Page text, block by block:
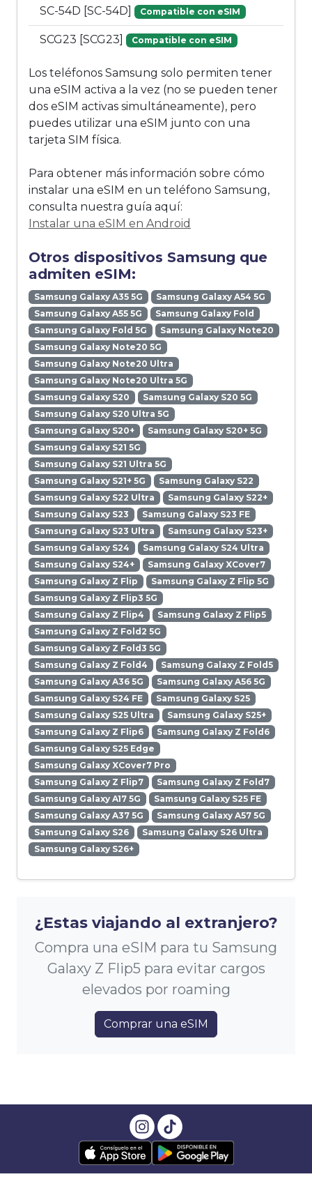
SC-54D [SC-54D] Compatible con eSIM
SCG23 [SCG23] Compatible con eSIM
Los teléfonos Samsung solo permiten tener
una eSIM activa a la vez (no se pueden tener
dos eSIM activas simultáneamente), pero
puedes utilizar una eSIM junto con una
tarjeta SIM física.
Para obtener más información sobre cómo
instalar una eSIM en un teléfono Samsung,
consulta nuestra guía aquí:
Instalar una eSIM en Android
Otros dispositivos Samsung que
admiten eSIM:
Samsung Galaxy A35 5G
Samsung Galaxy A54 5G
Samsung Galaxy A55 5G
Samsung Galaxy Fold
Samsung Galaxy Fold 5G
Samsung Galaxy Note20
Samsung Galaxy Note20 5G
Samsung Galaxy Note20 Ultra
Samsung Galaxy Note20 Ultra 5G
Samsung Galaxy S20
Samsung Galaxy S20 5G
Samsung Galaxy S20 Ultra 5G
Samsung Galaxy S20+
Samsung Galaxy S20+ 5G
Samsung Galaxy S21 5G
Samsung Galaxy S21 Ultra 5G
Samsung Galaxy S21+ 5G
Samsung Galaxy S22
Samsung Galaxy S22 Ultra
Samsung Galaxy S22+
Samsung Galaxy S23
Samsung Galaxy S23 FE
Samsung Galaxy S23 Ultra
Samsung Galaxy S23+
Samsung Galaxy S24
Samsung Galaxy S24 Ultra
Samsung Galaxy S24+
Samsung Galaxy XCover7
Samsung Galaxy Z Flip
Samsung Galaxy Z Flip 5G
Samsung Galaxy Z Flip3 5G
Samsung Galaxy Z Flip4
Samsung Galaxy Z Flip5
Samsung Galaxy Z Fold2 5G
Samsung Galaxy Z Fold3 5G
Samsung Galaxy Z Fold4
Samsung Galaxy Z Fold5
Samsung Galaxy A36 5G
Samsung Galaxy A56 5G
Samsung Galaxy S24 FE
Samsung Galaxy S25
Samsung Galaxy S25 Ultra
Samsung Galaxy S25+
Samsung Galaxy Z Flip6
Samsung Galaxy Z Fold6
Samsung Galaxy S25 Edge
Samsung Galaxy XCover7 Pro
Samsung Galaxy Z Flip7
Samsung Galaxy Z Fold7
Samsung Galaxy A17 5G
Samsung Galaxy S25 FE
Samsung Galaxy A37 5G
Samsung Galaxy A57 5G
Samsung Galaxy S26
Samsung Galaxy S26 Ultra
Samsung Galaxy S26+
¿Estas viajando al extranjero?
Compra una eSIM para tu Samsung
Galaxy Z Flip5 para evitar cargos
elevados por roaming
Comprar una eSIM